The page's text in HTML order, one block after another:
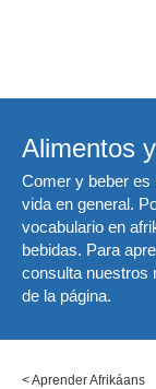
Alimentos
Comer y beber es
vida en general.
vocabulario en
bebidas. Para
consulta nuestros
de la página.
<Aprender Afrikáans